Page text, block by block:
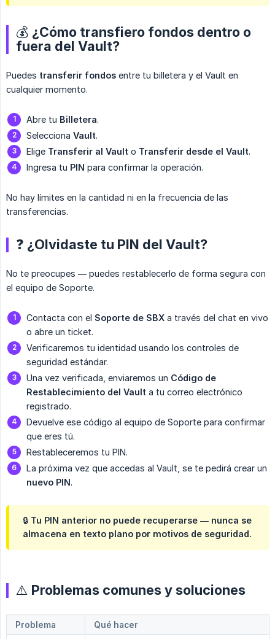
💰 ¿Cómo transfiero fondos dentro o
fuera del Vault?
Puedes transferir fondos entre tu billetera y el Vault en
cualquier momento.
Abre tu Billetera.
Selecciona Vault.
Elige Transferir al Vault o Transferir desde el Vault.
Ingresa tu PIN para confirmar la operación.
No hay límites en la cantidad ni en la frecuencia de las
transferencias.
❓ ¿Olvidaste tu PIN del Vault?
No te preocupes — puedes restablecerlo de forma segura con
el equipo de Soporte.
Contacta con el Soporte de SBX a través del chat en vivo
o abre un ticket.
Verificaremos tu identidad usando los controles de
seguridad estándar.
Una vez verificada, enviaremos un Código de
Restablecimiento del Vault a tu correo electrónico
registrado.
Devuelve ese código al equipo de Soporte para confirmar
que eres tú.
Restableceremos tu PIN.
La próxima vez que accedas al Vault, se te pedirá crear un
nuevo PIN.
🔒 Tu PIN anterior no puede recuperarse — nunca se
almacena en texto plano por motivos de seguridad.
⚠️ Problemas comunes y soluciones
Problema
Qué hacer